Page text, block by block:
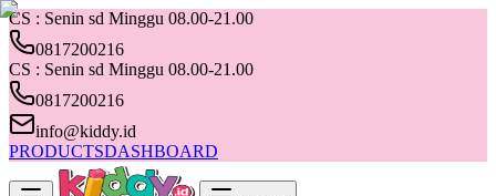
CS : Senin sd Minggu 08.00-21.00
0817200216
CS : Senin sd Minggu 08.00-21.00
0817200216
info@kiddy.id
PRODUCTSDASHBOARD